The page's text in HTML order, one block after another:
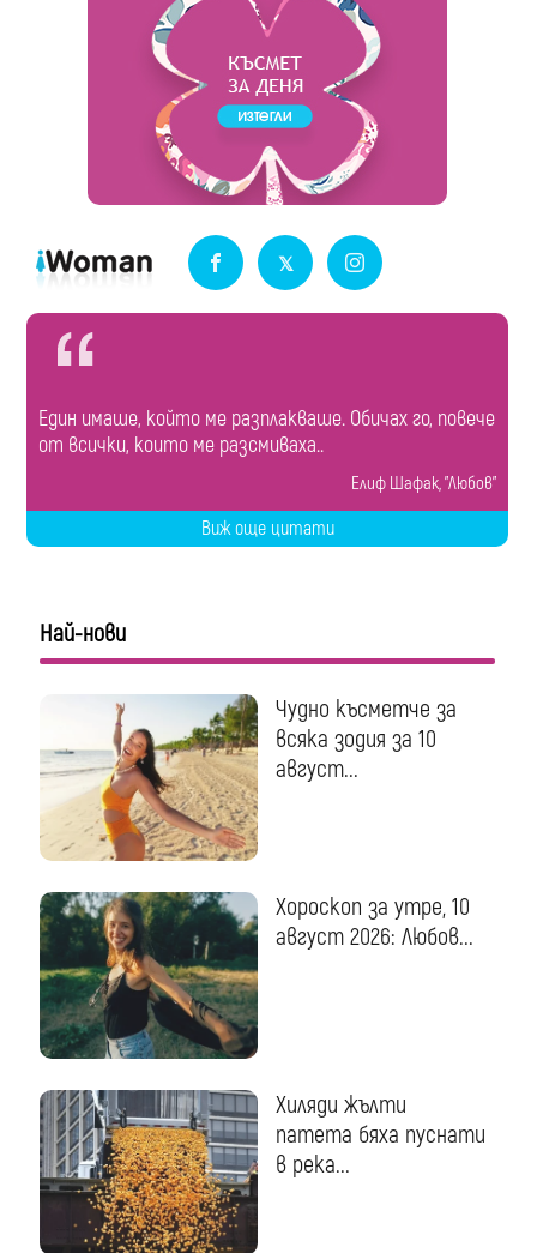
Един имаше, който ме разплакваше. Обичах го, повече
от всички, които ме разсмиваха..
Елиф Шафак, "Любов"
Виж още цитати
Най-нови
Чудно късметче за
всяка зодия за 10
август...
Хороскоп за утре, 10
август 2026: Любов...
Хиляди жълти
патета бяха пуснати
в река...